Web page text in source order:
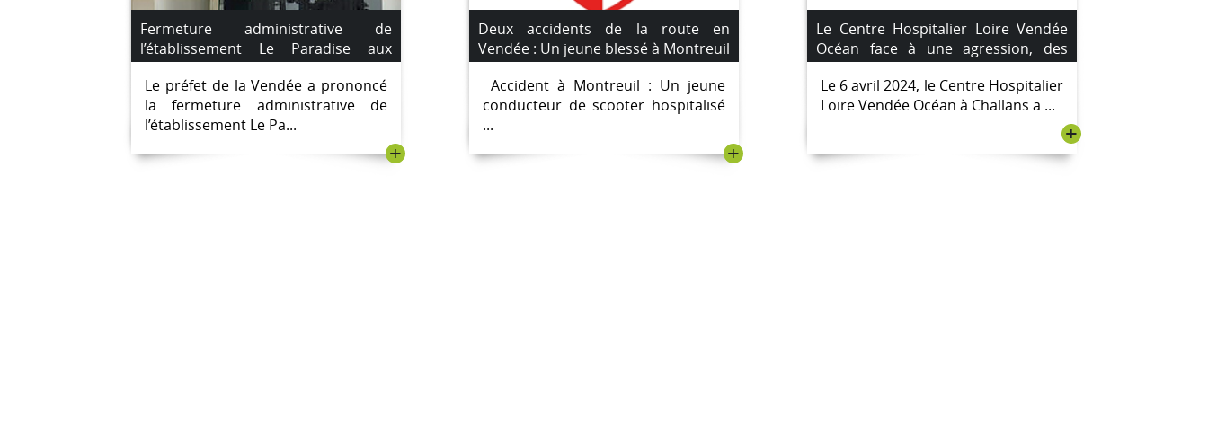
Fermeture administrative de
l’établissement Le Paradise aux
Sables d’Olonne à compter du lundi
22 juillet 2024
Le préfet de la Vendée a prononcé
la fermeture administrative de
l’établissement Le Pa...
+
Deux accidents de la route en
Vendée : Un jeune blessé à Montreuil
et un motard en urgence absolue à
L’Épine
Accident à Montreuil : Un jeune
conducteur de scooter hospitalisé
...
+
Le Centre Hospitalier Loire Vendée
Océan face à une agression, des
mesures de sécurité renforcées
Le 6 avril 2024, le Centre Hospitalier
Loire Vendée Océan à Challans a ...
+